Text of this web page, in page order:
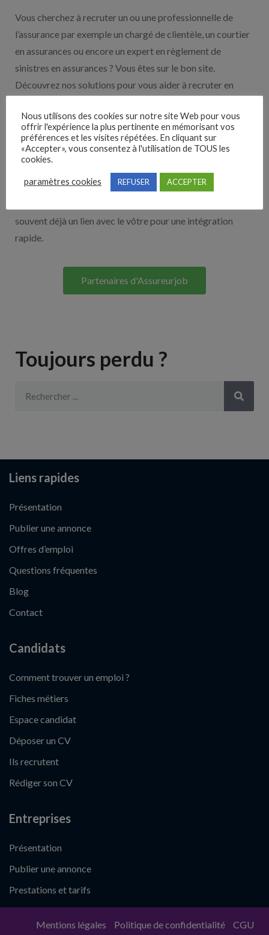
Vous cherchez à recruter un ou une professionnelle de
l’assurance par exemple un chargé de clientèle, un courtier
en assurances ou encore un expert en règlement de
sinistres en assurances ? Vous êtes sur le bon site.
Découvrez nos solutions pour vous aider à recruter en
Nos solutions entreprises
Découvrez nos partenaires ! Moteurs de recherches,
multidiffuseurs, sites payant… nombreux sont nos
souvent déjà un lien avec le vôtre pour une intégration
rapide.
Partenaires d'Assureurjob
Toujours perdu ?
Liens rapides
Présentation
Publier une annonce
Offres d’emploi
Questions fréquentes
Blog
Contact
Candidats
Comment trouver un emploi ?
Fiches métiers
Espace candidat
Déposer un CV
Ils recrutent
Rédiger son CV
Entreprises
Présentation
Publier une annonce
Prestations et tarifs
Mentions légales Politique de confidentialité CGU
Nous utilisons des cookies sur notre site Web pour vous
offrir l'expérience la plus pertinente en mémorisant vos
préférences et les visites répétées. En cliquant sur
«Accepter», vous consentez à l'utilisation de TOUS les
cookies.
paramètres cookies REFUSER ACCEPTER